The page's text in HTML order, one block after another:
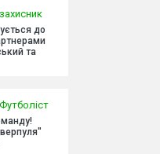
до
та
Футболіст